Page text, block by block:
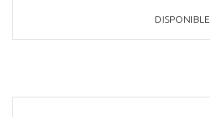
DISPONIBLE